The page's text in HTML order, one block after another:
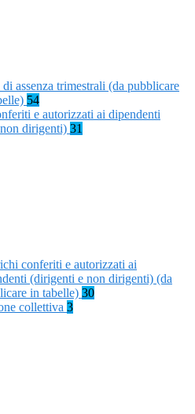
di assenza trimestrali (da pubblicare
54
e autorizzati ai dipendenti
dirigenti) 31
conferiti e autorizzati ai
(dirigenti e non dirigenti) (da
in tabelle) 30
collettiva 3